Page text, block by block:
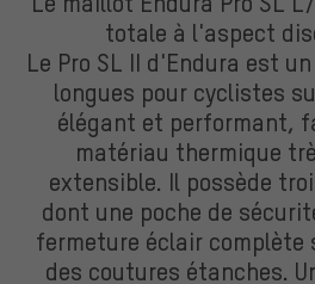
totale à l'aspect
Le Pro SL II d'Endura est
longues pour cyclistes
élégant et performant,
matériau thermique
extensible. Il possède
dont une poche de
fermeture éclair complète
des coutures étanches.